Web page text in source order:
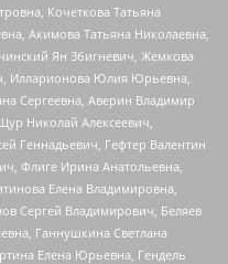
Кочеткова Татьяна
Акимова Татьяна Николаевна,
Ян Збигневич, Жемкова
Илларионова Юлия Юрьевна,
Сергеевна, Аверин Владимир
Николай Алексеевич,
Геннадьевич, Гефтер Валентин
Флиге Ирина Анатольевна,
Елена Владимировна,
Сергей Владимирович, Беляев
Ганнушкина Светлана
Елена Юрьевна, Гендель